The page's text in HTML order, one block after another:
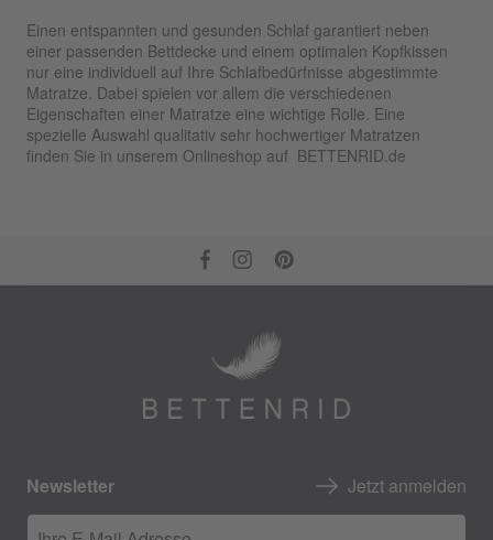
Einen entspannten und gesunden Schlaf garantiert neben
einer passenden Bettdecke und einem optimalen Kopfkissen
nur eine individuell auf Ihre Schlafbedürfnisse abgestimmte
Matratze. Dabei spielen vor allem die verschiedenen
Eigenschaften einer Matratze eine wichtige Rolle. Eine
spezielle Auswahl qualitativ sehr hochwertiger Matratzen
finden Sie in unserem Onlineshop auf BETTENRID.de
Newsletter Jetzt anmelden